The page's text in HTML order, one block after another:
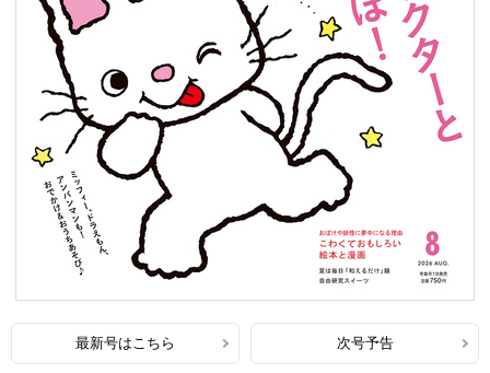
最新号はこちら 次号予告